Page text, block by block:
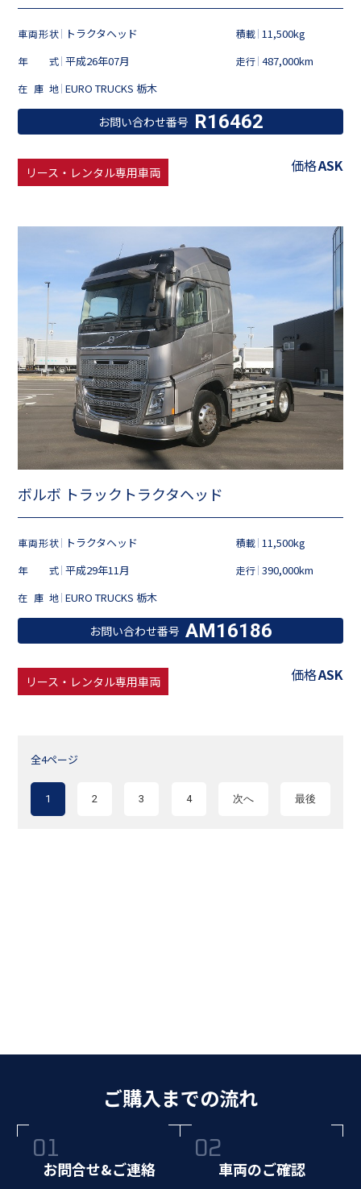
車両形状 トラクタヘッド 積載 11,500kg
年式 平成26年07月 走行 487,000km
在庫地 EURO TRUCKS 栃木
お問い合わせ番号 R16462
リース・レンタル専用車両 価格ASK
ボルボ トラックトラクタヘッド
車両形状 トラクタヘッド 積載 11,500kg
年式 平成29年11月 走行 390,000km
在庫地 EURO TRUCKS 栃木
お問い合わせ番号 AM16186
リース・レンタル専用車両 価格ASK
全4ページ
1 2 3 4 次へ 最後
ご購入までの流れ
お問合せ&ご連絡 車両のご確認